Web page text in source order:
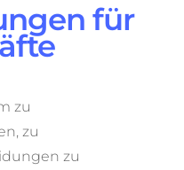
für
zu
zu
zu